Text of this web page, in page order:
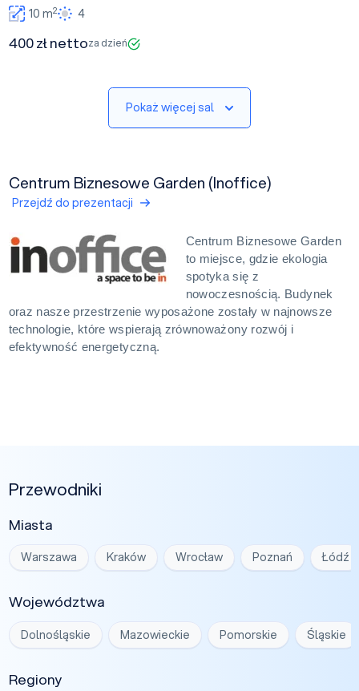
10 m2 4
400 zł nettoza dzień
Pokaż więcej sal
Centrum Biznesowe Garden (Inoffice)
Przejdź do prezentacji
Centrum Biznesowe Garden
to miejsce, gdzie ekologia
spotyka się z
nowoczesnością. Budynek
oraz nasze przestrzenie wyposażone zostały w najnowsze
technologie, które wspierają zrównoważony rozwój i
efektywność energetyczną.
Przewodniki
Miasta
Warszawa Kraków Wrocław Poznań Łódź
Województwa
Dolnośląskie Mazowieckie Pomorskie Śląskie
Regiony